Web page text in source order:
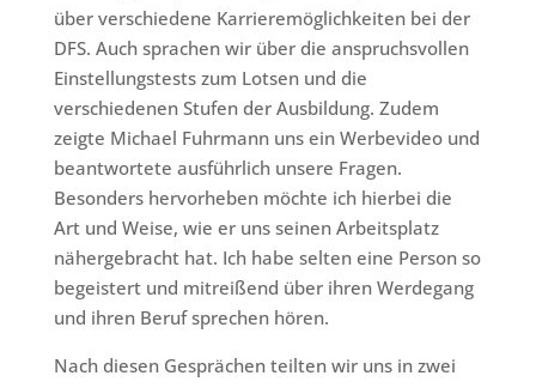
über verschiedene Karrieremöglichkeiten bei der
DFS. Auch sprachen wir über die anspruchsvollen
Einstellungstests zum Lotsen und die
verschiedenen Stufen der Ausbildung. Zudem
zeigte Michael Fuhrmann uns ein Werbevideo und
beantwortete ausführlich unsere Fragen.
Besonders hervorheben möchte ich hierbei die
Art und Weise, wie er uns seinen Arbeitsplatz
nähergebracht hat. Ich habe selten eine Person so
begeistert und mitreißend über ihren Werdegang
und ihren Beruf sprechen hören.
Nach diesen Gesprächen teilten wir uns in zwei